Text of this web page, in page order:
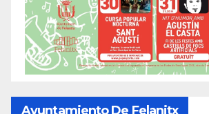
Ayuntamiento De Felanitx